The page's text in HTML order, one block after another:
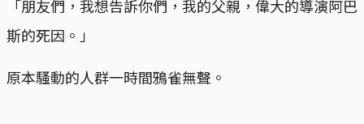
「朋友們，我想告訴你們，我的父親，偉大的導演阿巴
斯的死因。」
原本騷動的人群一時間鴉雀無聲。